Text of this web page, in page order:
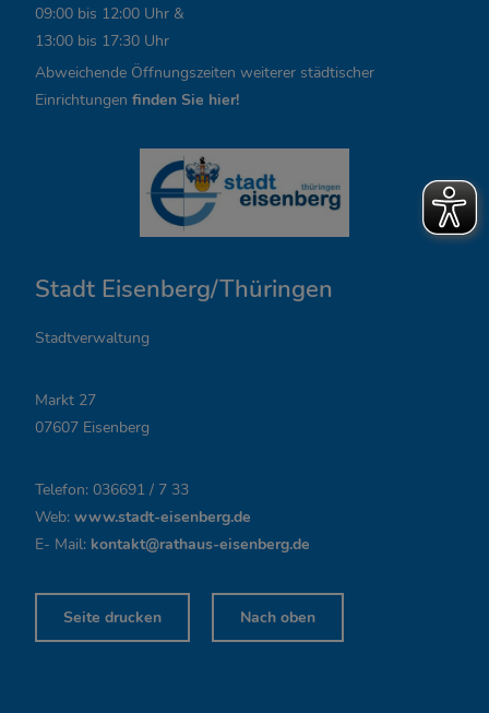
k
s
,
u
n
s
e
i
t
09:00 bis 12:00 Uhr &
13:00 bis 17:30 Uhr
Abweichende Öffnungszeiten weiterer städtischer
Einrichtungen finden Sie hier!
Stadt Eisenberg/Thüringen
Stadtverwaltung
Markt 27
07607 Eisenberg
Telefon: 036691 / 7 33
Web: www.stadt-eisenberg.de
E- Mail: kontakt@rathaus-eisenberg.de
Seite drucken Nach oben